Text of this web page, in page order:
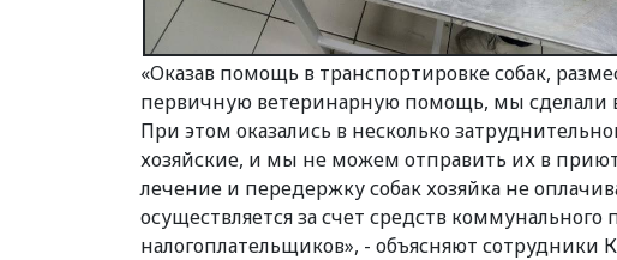
«Оказав помощь в транспортировке собак,
первичную ветеринарную помощь, мы сделали
При этом оказались в несколько
хозяйские, и мы не можем отправить их в
лечение и передержку собак хозяйка не
осуществляется за счет средств коммунального
налогоплательщиков», - объясняют сотрудники